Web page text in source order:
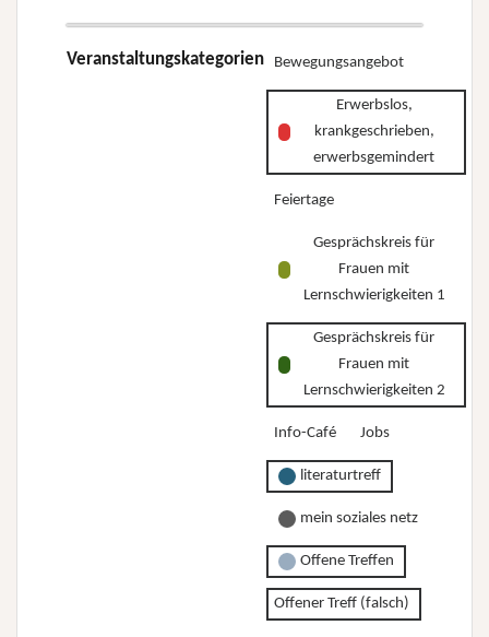
Veranstaltungskategorien Bewegungsangebot
Erwerbslos,
krankgeschrieben,
erwerbsgemindert
Feiertage
Gesprächskreis für
Frauen mit
Lernschwierigkeiten 1
Gesprächskreis für
Frauen mit
Lernschwierigkeiten 2
Info-Café Jobs
literaturtreff
mein soziales netz
Offene Treffen
Offener Treff (falsch)